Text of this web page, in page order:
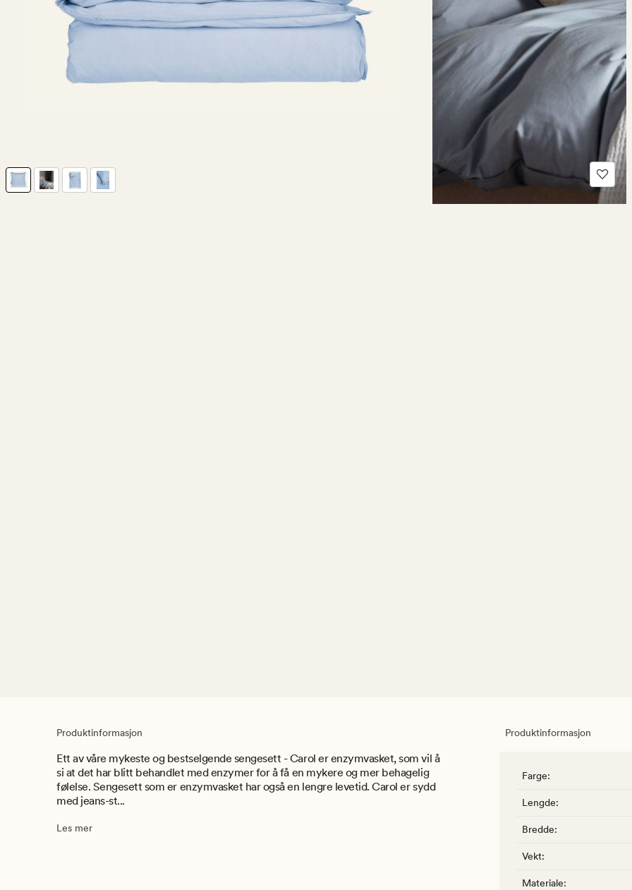
Produktinformasjon
Ett av våre mykeste og bestselgende sengesett - Carol er enzymvasket, som vil å
si at det har blitt behandlet med enzymer for å få en mykere og mer behagelig
følelse. Sengesett som er enzymvasket har også en lengre levetid. Carol er sydd
med jeans-st...
Les mer
Produktinformasjon
Farge:
Lengde:
Bredde:
Vekt:
Materiale: